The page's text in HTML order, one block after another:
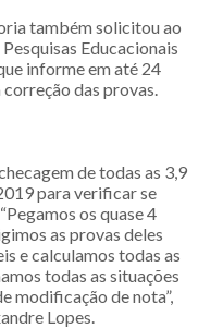
também solicitou ao
Educacionais
informe em até 24
das provas.
de todas as 3,9
para verificar se
os quase 4
as provas deles
e calculamos todas as
todas as situações
modificação de nota”,
Lopes.